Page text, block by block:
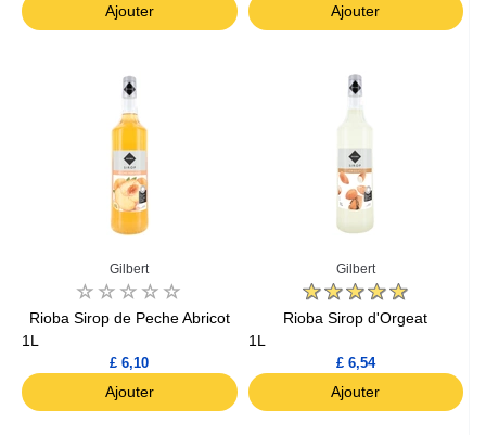
Ajouter Ajouter
Gilbert
Rioba Sirop de Peche Abricot
1L
£ 6,10
Ajouter
Gilbert
Rioba Sirop d'Orgeat
1L
£ 6,54
Ajouter